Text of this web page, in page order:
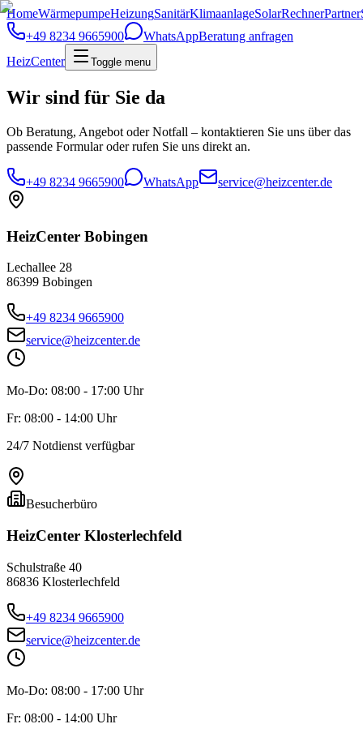
HomeWärmepumpeHeizungSanitärKlimaanlageSolarRechnerPartner
+49 8234 9665900
WhatsAppBeratung anfragen
HeizCenter
Toggle menu
Wir sind für Sie da
Ob Beratung, Angebot oder Notfall – kontaktieren Sie uns über das
passende Formular oder rufen Sie uns direkt an.
+49 8234 9665900 WhatsApp service@heizcenter.de
HeizCenter Bobingen
Lechallee 28
86399 Bobingen
+49 8234 9665900
service@heizcenter.de
Mo-Do: 08:00 - 17:00 Uhr
Fr: 08:00 - 14:00 Uhr
24/7 Notdienst verfügbar
Besucherbüro
HeizCenter Klosterlechfeld
Schulstraße 40
86836 Klosterlechfeld
+49 8234 9665900
service@heizcenter.de
Mo-Do: 08:00 - 17:00 Uhr
Fr: 08:00 - 14:00 Uhr